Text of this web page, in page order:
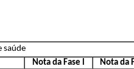
saúde
Nota da Fase l
Nota da